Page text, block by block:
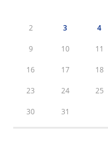
2 3 4
9 10 11
16 17 18
23 24 25
30 31